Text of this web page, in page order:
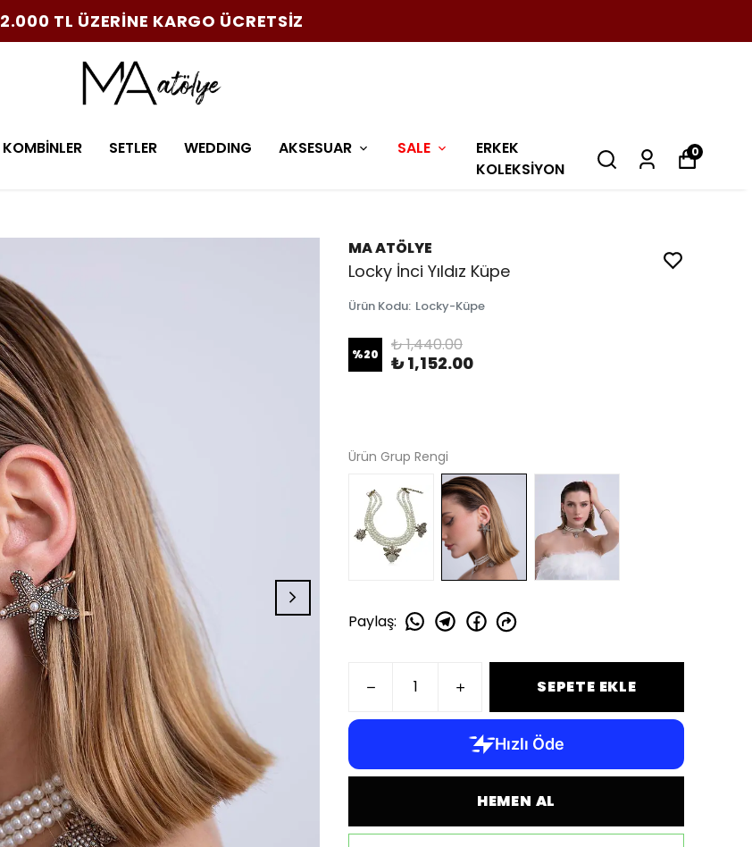
2.000 TL ÜZERİNE KARGO ÜCRETSİZ
KOMBİNLER SETLER WEDDING AKSESUAR SALE
ERKEK
KOLEKSİYON
0
MA ATÖLYE
Locky İnci Yıldız Küpe
Ürün Kodu: Locky-Küpe
%20 ₺ 1,440.00
₺ 1,152.00
Ürün Grup Rengi
Paylaş:
SEPETE EKLE
HEMEN AL